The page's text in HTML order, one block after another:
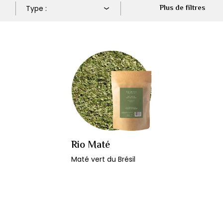
Plus de filtres
Rio Maté
Maté vert du Brésil